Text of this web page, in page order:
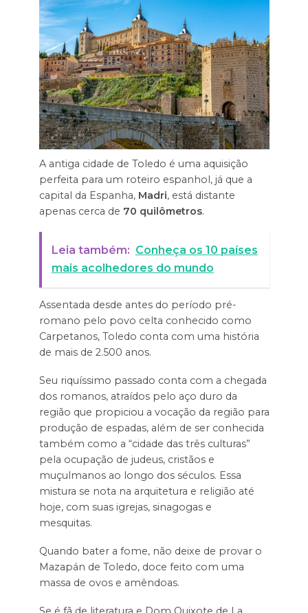
A antiga cidade de Toledo é uma aquisição
perfeita para um roteiro espanhol, já que a
capital da Espanha, Madri, está distante
apenas cerca de 70 quilômetros.
Leia também: Conheça os 10 países
mais acolhedores do mundo
Assentada desde antes do período pré-
romano pelo povo celta conhecido como
Carpetanos, Toledo conta com uma história
de mais de 2.500 anos.
Seu riquíssimo passado conta com a chegada
dos romanos, atraídos pelo aço duro da
região que propiciou a vocação da região para
produção de espadas, além de ser conhecida
também como a “cidade das três culturas”
pela ocupação de judeus, cristãos e
muçulmanos ao longo dos séculos. Essa
mistura se nota na arquitetura e religião até
hoje, com suas igrejas, sinagogas e
mesquitas.
Quando bater a fome, não deixe de provar o
Mazapán de Toledo, doce feito com uma
massa de ovos e amêndoas.